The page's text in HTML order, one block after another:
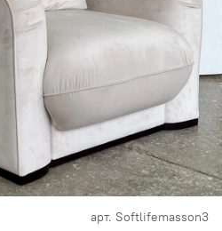
арт. Softlifemasson3